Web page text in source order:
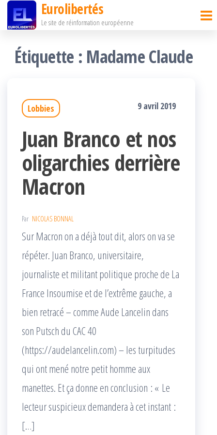
Passer
contenu
Eurolibertés
Le site de réinformation européenne
Étiquette : Madame Claude
Lobbies 9 avril 2019
Juan Branco et nos
oligarchies derrière
Macron
Par NICOLAS BONNAL
Sur Macron on a déjà tout dit, alors on va se
répéter. Juan Branco, universitaire,
journaliste et militant politique proche de La
France Insoumise et de l’extrême gauche, a
bien retracé – comme Aude Lancelin dans
son Putsch du CAC 40
(https://audelancelin.com) – les turpitudes
qui ont mené notre petit homme aux
manettes. Et ça donne en conclusion : « Le
lecteur suspicieux demandera à cet instant :
[…]